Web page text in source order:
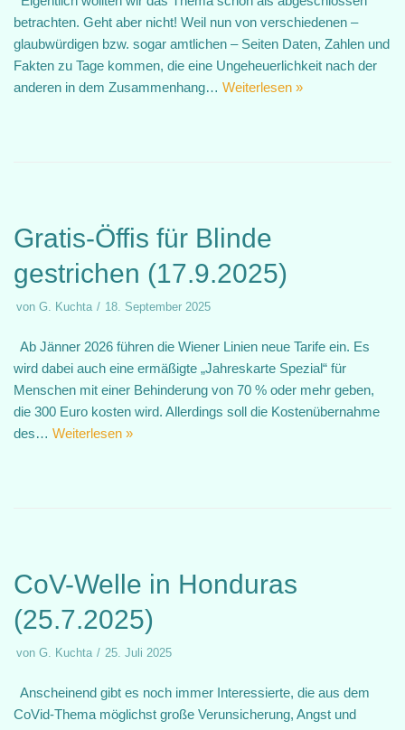
betrachten. Geht aber nicht! Weil nun von verschiedenen –
glaubwürdigen bzw. sogar amtlichen – Seiten Daten, Zahlen und
Fakten zu Tage kommen, die eine Ungeheuerlichkeit nach der
anderen in dem Zusammenhang… Weiterlesen »
Gratis-Öffis für Blinde
gestrichen (17.9.2025)
von G. Kuchta 18. September 2025
Ab Jänner 2026 führen die Wiener Linien neue Tarife ein. Es
wird dabei auch eine ermäßigte „Jahreskarte Spezial“ für
Menschen mit einer Behinderung von 70 % oder mehr geben,
die 300 Euro kosten wird. Allerdings soll die Kostenübernahme
des… Weiterlesen »
CoV-Welle in Honduras
(25.7.2025)
von G. Kuchta 25. Juli 2025
Anscheinend gibt es noch immer Interessierte, die aus dem
CoVid-Thema möglichst große Verunsicherung, Angst und